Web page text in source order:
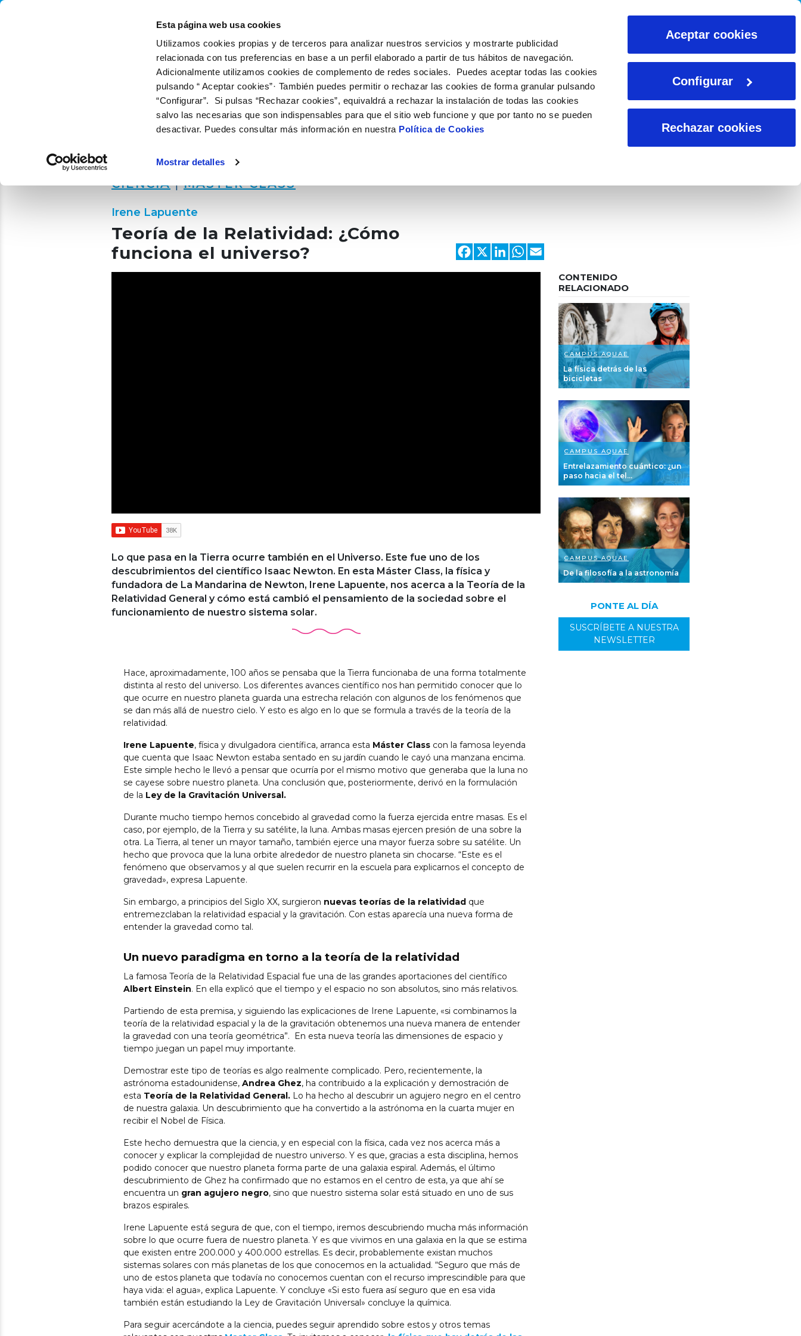
Esta página web usa cookies
Utilizamos cookies propias y de terceros para analizar nuestros servicios y mostrarte publicidad
relacionada con tus preferencias en base a un perfil elaborado a partir de tus hábitos de navegación.
Adicionalmente utilizamos cookies de complemento de redes sociales. Puedes aceptar todas las cookies
pulsando “ Aceptar cookies”· También puedes permitir o rechazar las cookies de forma granular pulsando
“Configurar”. Si pulsas “Rechazar cookies”, equivaldrá a rechazar la instalación de todas las cookies
salvo las necesarias que son indispensables para que el sitio web funcione y que por tanto no se pueden
desactivar. Puedes consultar más información en nuestra Política de Cookies
Mostrar detalles
Aceptar cookies
Configurar
Rechazar cookies
CIENCIA|MASTER CLASS
Irene Lapuente
Teoría de la Relatividad: ¿Cómo
funciona el universo?
Facebook
X LinkedIn
WhatsApp
Lo que pasa en la Tierra ocurre también en el Universo. Este fue uno de los
descubrimientos del científico Isaac Newton. En esta Máster Class, la física y
fundadora de La Mandarina de Newton, Irene Lapuente, nos acerca a la Teoría de la
Relatividad General y cómo está cambió el pensamiento de la sociedad sobre el
funcionamiento de nuestro sistema solar.
Hace, aproximadamente, 100 años se pensaba que la Tierra funcionaba de una forma totalmente
distinta al resto del universo. Los diferentes avances científico nos han permitido conocer que lo
que ocurre en nuestro planeta guarda una estrecha relación con algunos de los fenómenos que
se dan más allá de nuestro cielo. Y esto es algo en lo que se formula a través de la teoría de la
relatividad.
Irene Lapuente, física y divulgadora científica, arranca esta Máster Class con la famosa leyenda
que cuenta que Isaac Newton estaba sentado en su jardín cuando le cayó una manzana encima.
Este simple hecho le llevó a pensar que ocurría por el mismo motivo que generaba que la luna no
se cayese sobre nuestro planeta. Una conclusión que, posteriormente, derivó en la formulación
de la Ley de la Gravitación Universal.
Durante mucho tiempo hemos concebido al gravedad como la fuerza ejercida entre masas. Es el
caso, por ejemplo, de la Tierra y su satélite, la luna. Ambas masas ejercen presión de una sobre la
otra. La Tierra, al tener un mayor tamaño, también ejerce una mayor fuerza sobre su satélite. Un
hecho que provoca que la luna orbite alrededor de nuestro planeta sin chocarse. “Este es el
fenómeno que observamos y al que suelen recurrir en la escuela para explicarnos el concepto de
gravedad», expresa Lapuente.
Sin embargo, a principios del Siglo XX, surgieron nuevas teorías de la relatividad que
entremezclaban la relatividad espacial y la gravitación. Con estas aparecía una nueva forma de
entender la gravedad como tal.
Un nuevo paradigma en torno a la teoría de la relatividad
La famosa Teoría de la Relatividad Espacial fue una de las grandes aportaciones del científico
Albert Einstein. En ella explicó que el tiempo y el espacio no son absolutos, sino más relativos.
Partiendo de esta premisa, y siguiendo las explicaciones de Irene Lapuente, «si combinamos la
teoría de la relatividad espacial y la de la gravitación obtenemos una nueva manera de entender
la gravedad con una teoría geométrica”. En esta nueva teoría las dimensiones de espacio y
tiempo juegan un papel muy importante.
Demostrar este tipo de teorías es algo realmente complicado. Pero, recientemente, la
astrónoma estadounidense, Andrea Ghez, ha contribuido a la explicación y demostración de
esta Teoría de la Relatividad General. Lo ha hecho al descubrir un agujero negro en el centro
de nuestra galaxia. Un descubrimiento que ha convertido a la astrónoma en la cuarta mujer en
recibir el Nobel de Física.
Este hecho demuestra que la ciencia, y en especial con la física, cada vez nos acerca más a
conocer y explicar la complejidad de nuestro universo. Y es que, gracias a esta disciplina, hemos
podido conocer que nuestro planeta forma parte de una galaxia espiral. Además, el último
descubrimiento de Ghez ha confirmado que no estamos en el centro de esta, ya que ahí se
encuentra un gran agujero negro, sino que nuestro sistema solar está situado en uno de sus
brazos espirales.
Irene Lapuente está segura de que, con el tiempo, iremos descubriendo mucha más información
sobre lo que ocurre fuera de nuestro planeta. Y es que vivimos en una galaxia en la que se estima
que existen entre 200.000 y 400.000 estrellas. Es decir, probablemente existan muchos
sistemas solares con más planetas de los que conocemos en la actualidad. “Seguro que más de
uno de estos planeta que todavía no conocemos cuentan con el recurso imprescindible para que
haya vida: el agua», explica Lapuente. Y concluye «Si esto fuera así seguro que en esa vida
también están estudiando la Ley de Gravitación Universal» concluye la química.
Para seguir acercándote a la ciencia, puedes seguir aprendido sobre estos y otros temas
CONTENIDO
RELACIONADO
CAMPUS AQUAE
La física detrás de las
bicicletas
CAMPUS AQUAE
Entrelazamiento cuántico: ¿un
paso hacia el tel...
CAMPUS AQUAE
De la filosofía a la astronomía
PONTE AL DÍA
SUSCRÍBETE A NUESTRA
NEWSLETTER